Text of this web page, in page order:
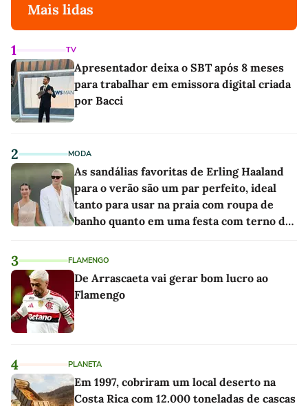
Mais lidas
1 TV
Apresentador deixa o SBT após 8 meses
para trabalhar em emissora digital criada
por Bacci
2 MODA
As sandálias favoritas de Erling Haaland
para o verão são um par perfeito, ideal
tanto para usar na praia com roupa de
banho quanto em uma festa com terno de
3 FLAMENGO
De Arrascaeta vai gerar bom lucro ao
Flamengo
4 PLANETA
Em 1997, cobriram um local deserto na
Costa Rica com 12.000 toneladas de cascas